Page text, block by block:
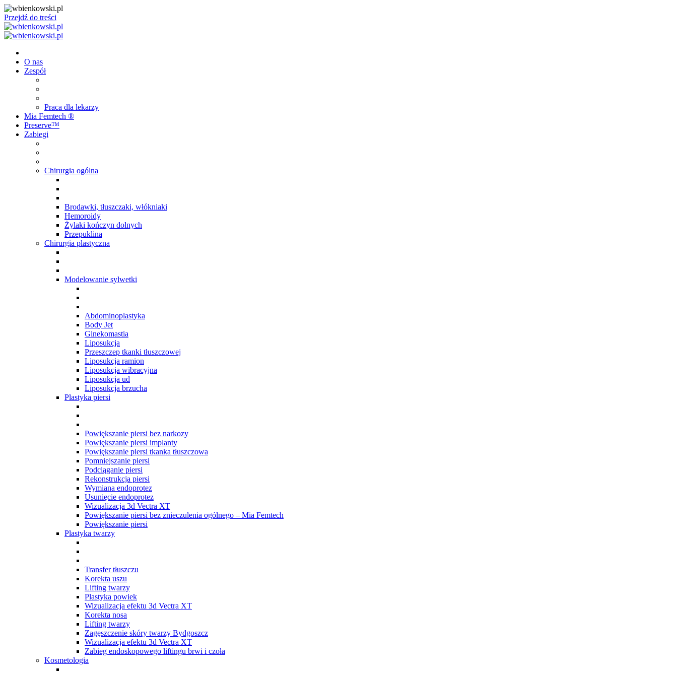
Przejdź do treści
O nas
Zespół
Praca dla lekarzy
Mia Femtech ®️
Preserve™
Zabiegi
Chirurgia ogólna
Brodawki, tłuszczaki, włókniaki
Hemoroidy
Żylaki kończyn dolnych
Przepuklina
Chirurgia plastyczna
Modelowanie sylwetki
Abdominoplastyka
Body Jet
Ginekomastia
Liposukcja
Przeszczep tkanki tłuszczowej
Liposukcja ramion
Liposukcja wibracyjna
Liposukcja ud
Liposukcja brzucha
Plastyka piersi
Powiększanie piersi bez narkozy
Powiększanie piersi implanty
Powiększanie piersi tkanka tłuszczowa
Pomniejszanie piersi
Podciąganie piersi
Rekonstrukcja piersi
Wymiana endoprotez
Usunięcie endoprotez
Wizualizacja 3d Vectra XT
Powiększanie piersi bez znieczulenia ogólnego – Mia Femtech
Powiększanie piersi
Plastyka twarzy
Transfer tłuszczu
Korekta uszu
Lifting twarzy
Plastyka powiek
Wizualizacja efektu 3d Vectra XT
Korekta nosa
Lifting twarzy
Zagęszczenie skóry twarzy Bydgoszcz
Wizualizacja efektu 3d Vectra XT
Zabieg endoskopowego liftingu brwi i czoła
Kosmetologia